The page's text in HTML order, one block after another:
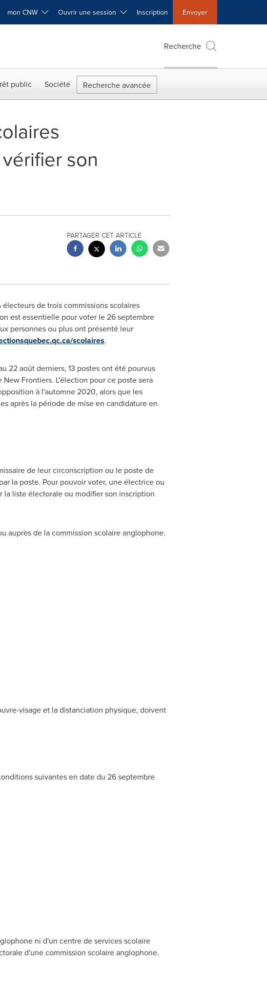
mon CNW Ouvrir une session Inscription Envoyer
Recherche
public Société Recherche avancée
son
PARTAGER CET ARTICLE
de trois commissions scolaires
est essentielle pour voter le 26 septembre
personnes ou plus ont présenté leur
scolaires.
22 août derniers, 13 postes ont été pourvus
Frontiers. L'élection pour ce poste sera
à l'automne 2020, alors que les
après la période de mise en candidature en
de leur circonscription ou le poste de
la poste. Pour pouvoir voter, une électrice ou
la liste électorale ou modifier son inscription
auprès de la commission scolaire anglophone.
visage et la distanciation physique, doivent
suivantes en date du 26 septembre
ni d'un centre de services scolaire
d'une commission scolaire anglophone.